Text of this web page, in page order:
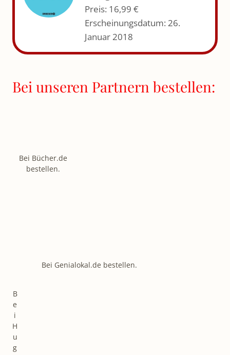
Preis: 16,99 €
Erscheinungsdatum: 26.
Januar 2018
Bei unseren Partnern bestellen:
Bei Bücher.de
bestellen.
Bei Genialokal.de bestellen.
B
e
i
H
u
g